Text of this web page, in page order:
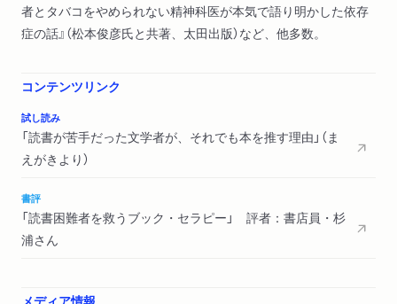
者とタバコをやめられない精神科医が本気で語り明かした依存
症の話』（松本俊彦氏と共著、太田出版）など、他多数。
コンテンツリンク
試し読み
「読書が苦手だった文学者が、それでも本を推す理由」（ま
えがきより）
書評
「読書困難者を救うブック・セラピー」 評者：書店員・杉
浦さん
メディア情報